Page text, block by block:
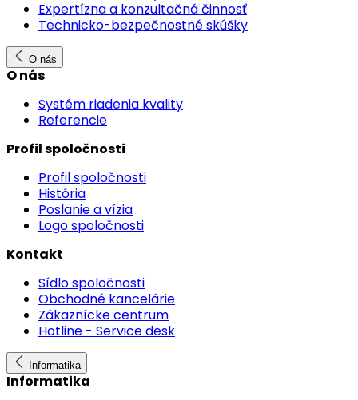
Expertízna a konzultačná činnosť
Technicko-bezpečnostné skúšky
O nás
O nás
Systém riadenia kvality
Referencie
Profil spoločnosti
Profil spoločnosti
História
Poslanie a vízia
Logo spoločnosti
Kontakt
Sídlo spoločnosti
Obchodné kancelárie
Zákaznícke centrum
Hotline - Service desk
Informatika
Informatika